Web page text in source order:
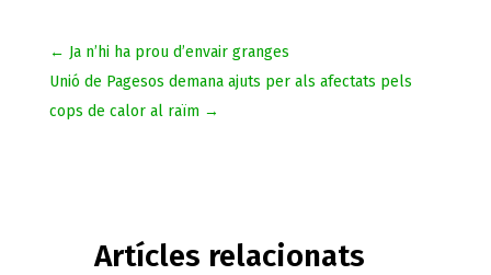
← Ja n’hi ha prou d’envair granges
Unió de Pagesos demana ajuts per als afectats pels
cops de calor al raïm→
Artícles relacionats